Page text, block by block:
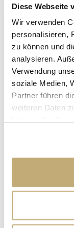
Diese Webseite
Wir verwenden
personalisieren,
zu können und
analysieren.
Verwendung
soziale Medien,
Partner führen
weiteren Daten
den
Eine Übersicht
Freegame-